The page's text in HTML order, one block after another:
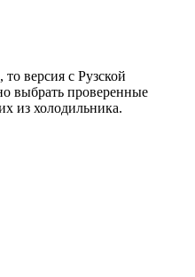
версия с Рузской
выбрать проверенные
из холодильника.